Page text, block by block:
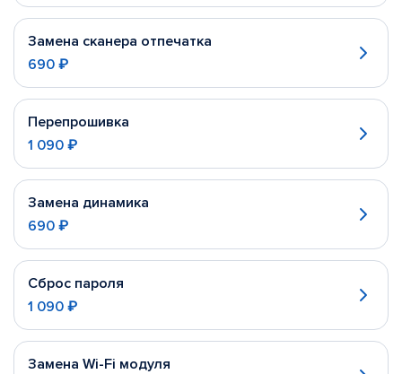
Замена сканера отпечатка
690 ₽
Перепрошивка
1 090 ₽
Замена динамика
690 ₽
Сброс пароля
1 090 ₽
Замена Wi-Fi модуля